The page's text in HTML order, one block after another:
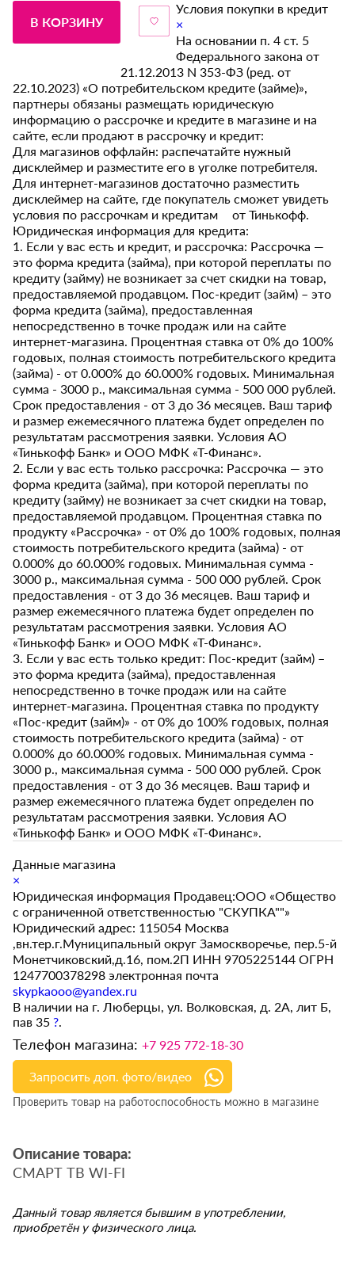
В КОРЗИНУ
Условия покупки в кредит
×
На основании п. 4 ст. 5
Федерального закона от
21.12.2013 N 353-ФЗ (ред. от
22.10.2023) «О потребительском кредите (займе)»,
партнеры обязаны размещать юридическую
информацию о рассрочке и кредите в магазине и на
сайте, если продают в рассрочку и кредит:
Для магазинов оффлайн: распечатайте нужный
дисклеймер и разместите его в уголке потребителя.
Для интернет-магазинов достаточно разместить
дисклеймер на сайте, где покупатель сможет увидеть
условия по рассрочкам и кредитам от Тинькофф.
Юридическая информация для кредита:
1. Если у вас есть и кредит, и рассрочка: Рассрочка —
это форма кредита (займа), при которой переплаты по
кредиту (займу) не возникает за счет скидки на товар,
предоставляемой продавцом. Пос-кредит (займ) – это
форма кредита (займа), предоставленная
непосредственно в точке продаж или на сайте
интернет-магазина. Процентная ставка от 0% до 100%
годовых, полная стоимость потребительского кредита
(займа) - от 0.000% до 60.000% годовых. Минимальная
сумма - 3000 р., максимальная сумма - 500 000 рублей.
Срок предоставления - от 3 до 36 месяцев. Ваш тариф
и размер ежемесячного платежа будет определен по
результатам рассмотрения заявки. Условия АО
«Тинькофф Банк» и ООО МФК «Т-Финанс».
2. Если у вас есть только рассрочка: Рассрочка — это
форма кредита (займа), при которой переплаты по
кредиту (займу) не возникает за счет скидки на товар,
предоставляемой продавцом. Процентная ставка по
продукту «Рассрочка» - от 0% до 100% годовых, полная
стоимость потребительского кредита (займа) - от
0.000% до 60.000% годовых. Минимальная сумма -
3000 р., максимальная сумма - 500 000 рублей. Срок
предоставления - от 3 до 36 месяцев. Ваш тариф и
размер ежемесячного платежа будет определен по
результатам рассмотрения заявки. Условия АО
«Тинькофф Банк» и ООО МФК «Т-Финанс».
3. Если у вас есть только кредит: Пос-кредит (займ) –
это форма кредита (займа), предоставленная
непосредственно в точке продаж или на сайте
интернет-магазина. Процентная ставка по продукту
«Пос-кредит (займ)» - от 0% до 100% годовых, полная
стоимость потребительского кредита (займа) - от
0.000% до 60.000% годовых. Минимальная сумма -
3000 р., максимальная сумма - 500 000 рублей. Срок
предоставления - от 3 до 36 месяцев. Ваш тариф и
размер ежемесячного платежа будет определен по
результатам рассмотрения заявки. Условия АО
«Тинькофф Банк» и ООО МФК «Т-Финанс».
Данные магазина
×
Юридическая информация Продавец:ООО «Общество
с ограниченной ответственностью "СКУПКА""»
Юридический адрес: 115054 Москва
,вн.тер.г.Муниципальный округ Замоскворечье, пер.5-й
Монетчиковский,д.16, пом.2П ИНН 9705225144 ОГРН
1247700378298 электронная почта
skypkaooo@yandex.ru
В наличии на г. Люберцы, ул. Волковская, д. 2А, лит Б,
пав 35?.
Телефон магазина:+7 925 772-18-30
Запросить доп. фото/видео
Проверить товар на работоспособность можно в магазине
Описание товара:
СМАРТ ТВ WI-FI
Данный товар является бывшим в употреблении,
приобретён у физического лица.